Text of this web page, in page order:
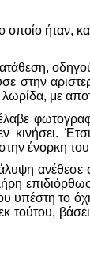
οποίο ήταν,
στην
με
κινήσει.
ένορκη
ανέθεσε
υπέστη το